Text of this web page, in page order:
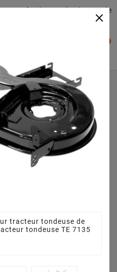
facilement le plateau de
de coupe
68304418 pour TE 7135
(2009)
×
tracteur tondeuse de
tondeuse TE 7135